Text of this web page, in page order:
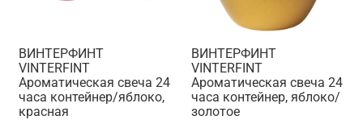
ВИНТЕРФИНТ
VINTERFINT
Ароматическая свеча 24
часа контейнер/яблоко,
красная
ВИНТЕРФИНТ
VINTERFINT
Ароматическая свеча 24
часа контейнер, яблоко/
золотое